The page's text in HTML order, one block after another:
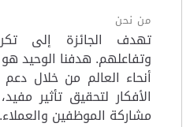
من نحن
تهدف الجائزة إلى
وتفاعلهم. هدفنا الوحيد
أنحاء العالم من خلال
الأفكار لتحقيق تأثير
مشاركة الموظفين والعملاء.